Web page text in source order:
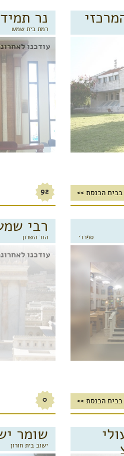
בבית הכנסת >>
נר תמיד
רמת בית שמש
עודכנו
92
ספרדי
בבית הכנסת >>
רבי
הוד השרון
עודכנו
0
שומר
ישוב בית חורון